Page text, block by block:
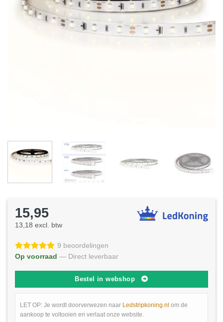
15,95
13,18 excl. btw
9 beoordelingen
Op voorraad — Direct leverbaar
Bestel in webshop
LET OP: Je wordt doorverwezen naar Ledstripkoning.nl om de
aankoop te voltooien en verlaat onze website.